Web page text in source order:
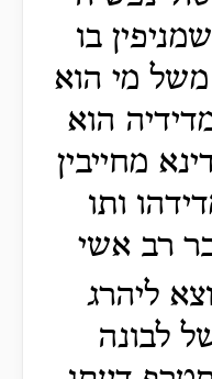
בו
משל מי הוא
הוא
מחייבין
ותו
רב אשי
ליהרג
לבונה